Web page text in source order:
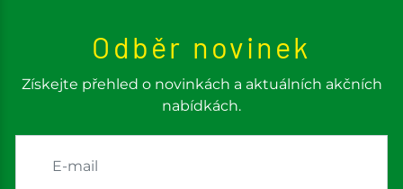
Odběr novinek
Získejte přehled o novinkách a aktuálních akčních
nabídkách.